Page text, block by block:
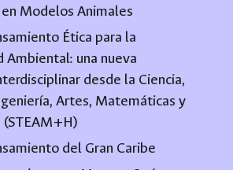
Modelos Animales
Ética para la
Ambiental: una nueva
desde la Ciencia,
Artes, Matemáticas y
(STEAM+H)
del Gran Caribe